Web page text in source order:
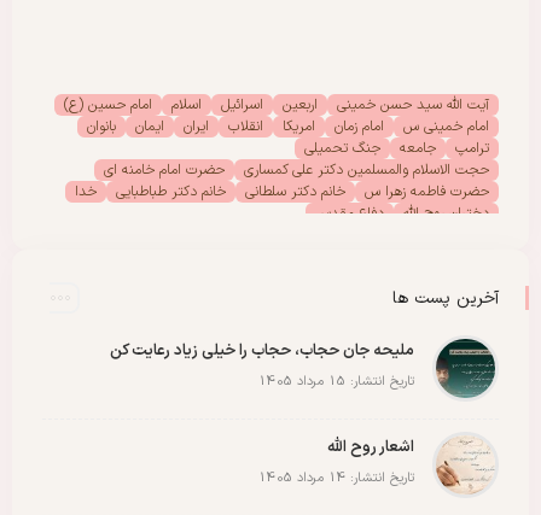
آیت الله سید حسن خمینی اربعین اسرائیل اسلام
امام حسین (ع)
امام خمینی س
امام زمان امریکا انقلاب ایران ایمان
بانوان
ترامپ
جامعه
جنگ تحمیلی
حجت الاسلام والمسلمین دکتر علی کمساری
حضرت امام خامنه ای
حضرت فاطمه زهرا س
خانم دکتر سلطانی خانم دکتر طباطبایی
خدا
دختران روح الله
دفاع مقدس
مادران شهدا
مجمع دختران روح اللهآخرین پست ها
ملیحه جان حجاب، حجاب را خیلی زیاد رعایت کن
تاریخ انتشار: 15 مرداد 1405
اشعار روح الله
تاریخ انتشار: 14 مرداد 1405